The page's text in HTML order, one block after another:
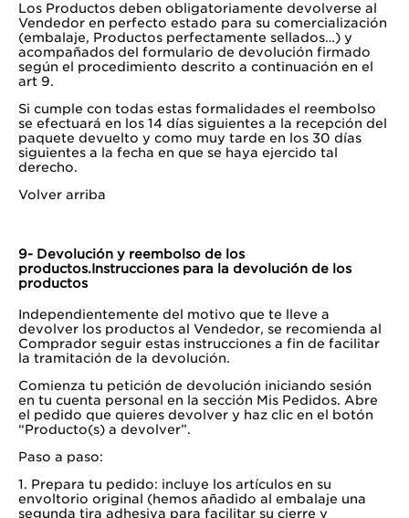
Los Productos deben obligatoriamente devolverse al
Vendedor en perfecto estado para su comercialización
(embalaje, Productos perfectamente sellados…) y
acompañados del formulario de devolución firmado
según el procedimiento descrito a continuación en el
art 9.
Si cumple con todas estas formalidades el reembolso
se efectuará en los 14 días siguientes a la recepción del
paquete devuelto y como muy tarde en los 30 días
siguientes a la fecha en que se haya ejercido tal
derecho.
Volver arriba
9- Devolución y reembolso de los
productos.Instrucciones para la devolución de los
productos
Independientemente del motivo que te lleve a
devolver los productos al Vendedor, se recomienda al
Comprador seguir estas instrucciones a fin de facilitar
la tramitación de la devolución.
Comienza tu petición de devolución iniciando sesión
en tu cuenta personal en la sección Mis Pedidos. Abre
el pedido que quieres devolver y haz clic en el botón
“Producto(s) a devolver”.
Paso a paso:
1. Prepara tu pedido: incluye los artículos en su
envoltorio original (hemos añadido al embalaje una
segunda tira adhesiva para facilitar su cierre y